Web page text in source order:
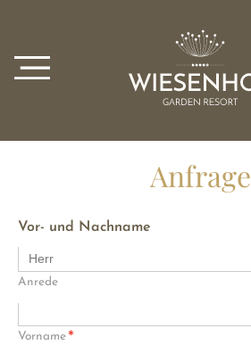
Anfrage
Vor- und Nachname
Anrede
Vorname*